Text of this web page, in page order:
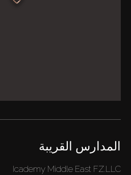
المدارس القريبة
Icademy Middle East FZ.LLC